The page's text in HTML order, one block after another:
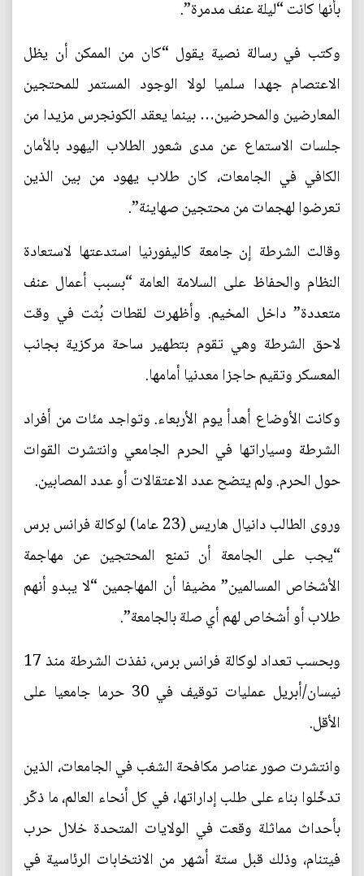
بأنها كانت “ليلة عنف مدمرة”.
وكتب في رسالة نصية يقول “كان من الممكن أن يظل
الاعتصام جهدا سلميا لولا الوجود المستمر للمحتجين
المعارضين والمحرضين… بينما يعقد الكونجرس مزيدا من
جلسات الاستماع عن مدى شعور الطلاب اليهود بالأمان
الكافي في الجامعات، كان طلاب يهود من بين الذين
تعرضوا لهجمات من محتجين صهاينة”.
وقالت الشرطة إن جامعة كاليفورنيا استدعتها لاستعادة
النظام والحفاظ على السلامة العامة “بسبب أعمال عنف
متعددة” داخل المخيم. وأظهرت لقطات بُثت في وقت
لاحق الشرطة وهي تقوم بتطهير ساحة مركزية بجانب
المعسكر وتقيم حاجزا معدنيا أمامها.
وكانت الأوضاع أهدأ يوم الأربعاء. وتواجد مئات من أفراد
الشرطة وسياراتها في الحرم الجامعي وانتشرت القوات
حول الحرم. ولم يتضح عدد الاعتقالات أو عدد المصابين.
وروى الطالب دانيال هاريس (23 عاما) لوكالة فرانس برس
“يجب على الجامعة أن تمنع المحتجين عن مهاجمة
الأشخاص المسالمين” مضيفا أن المهاجمين “لا يبدو أنهم
طلاب أو أشخاص لهم أي صلة بالجامعة”.
وبحسب تعداد لوكالة فرانس برس، نفذت الشرطة منذ 17
نيسان/أبريل عمليات توقيف في 30 حرما جامعيا على
الأقل.
وانتشرت صور عناصر مكافحة الشغب في الجامعات، الذين
تدخّلوا بناء على طلب إداراتها، في كل أنحاء العالم، ما ذكّر
بأحداث مماثلة وقعت في الولايات المتحدة خلال حرب
فيتنام، وذلك قبل ستة أشهر من الانتخابات الرئاسية في